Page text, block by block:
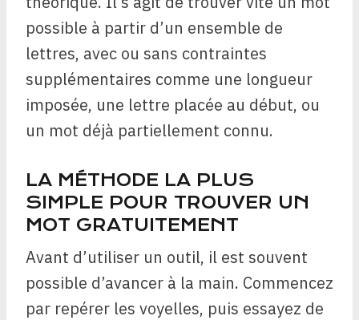
possible à partir d’un ensemble de
lettres, avec ou sans contraintes
supplémentaires comme une longueur
imposée, une lettre placée au début, ou
un mot déjà partiellement connu.
LA MÉTHODE LA PLUS
SIMPLE POUR TROUVER UN
MOT GRATUITEMENT
Avant d’utiliser un outil, il est souvent
possible d’avancer à la main. Commencez
par repérer les voyelles, puis essayez de